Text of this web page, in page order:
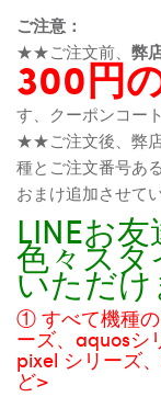
ご注意：
★★ご注文前、 弊
300円
す、クーポンコー
★★ご注文後、弊店
種とご注文番号あ
おまけ追加させて
LINEお
色々ス
いただけ
① すべて機種
ーズ、aquosシ
pixel シリーズ
ど>